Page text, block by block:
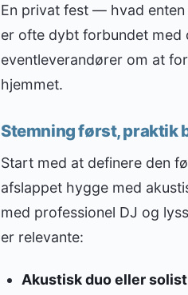
En privat fest — hvad
er ofte dybt forbundet med
eventleverandører om at
hjemmet.
Stemning først, praktik
Start med at definere den
afslappet hygge med
med professionel DJ og
er relevante:
Akustisk duo eller solist